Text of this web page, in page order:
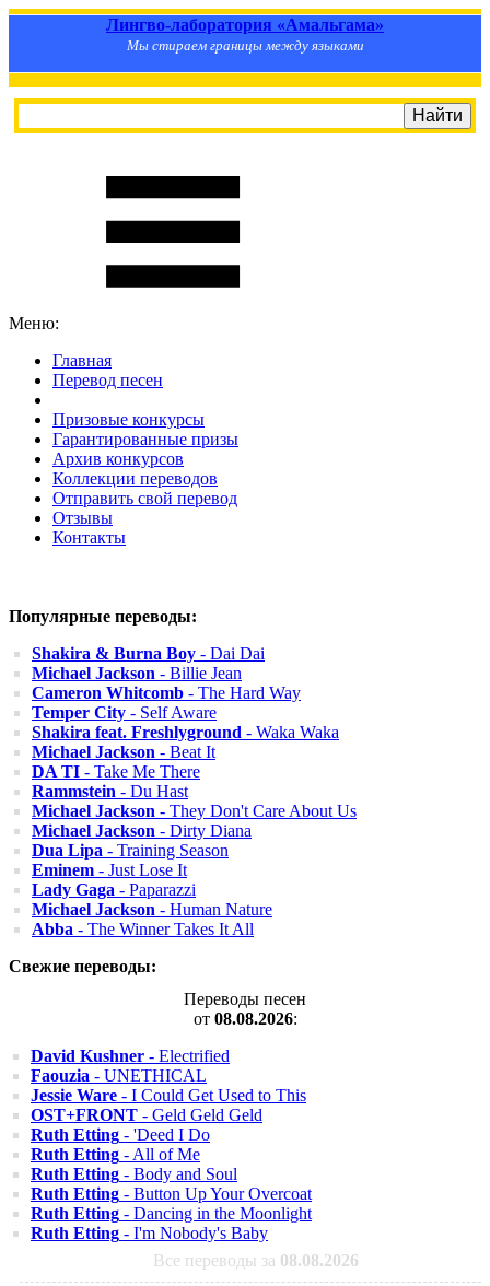
Лингво-лаборатория «Амальгама»
Мы стираем границы между языками
Меню:
Главная
Перевод песен
Призовые конкурсы
Гарантированные призы
Архив конкурсов
Коллекции переводов
Отправить свой перевод
Отзывы
Контакты
Популярные переводы:
Shakira & Burna Boy - Dai Dai
Michael Jackson - Billie Jean
Cameron Whitcomb - The Hard Way
Temper City - Self Aware
Shakira feat. Freshlyground - Waka Waka
Michael Jackson - Beat It
DA TI - Take Me There
Rammstein - Du Hast
Michael Jackson - They Don't Care About Us
Michael Jackson - Dirty Diana
Dua Lipa - Training Season
Eminem - Just Lose It
Lady Gaga - Paparazzi
Michael Jackson - Human Nature
Abba - The Winner Takes It All
Свежие переводы:
Переводы песен
от 08.08.2026:
David Kushner - Electrified
Faouzia - UNETHICAL
Jessie Ware - I Could Get Used to This
OST+FRONT - Geld Geld Geld
Ruth Etting - 'Deed I Do
Ruth Etting - All of Me
Ruth Etting - Body and Soul
Ruth Etting - Button Up Your Overcoat
Ruth Etting - Dancing in the Moonlight
Ruth Etting - I'm Nobody's Baby
Все переводы за 08.08.2026